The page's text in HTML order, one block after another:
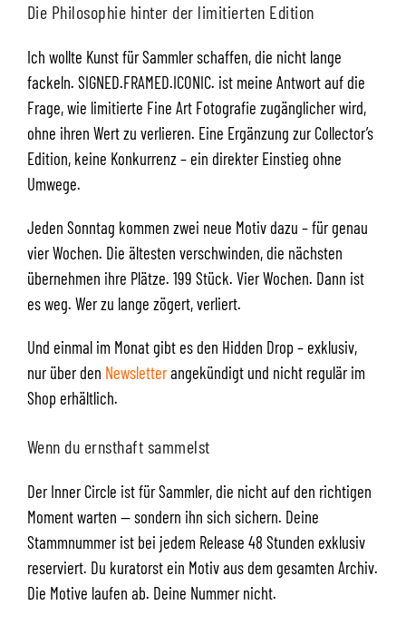
Die Philosophie hinter der limitierten Edition
Ich wollte Kunst für Sammler schaffen, die nicht lange
fackeln. SIGNED.FRAMED.ICONIC. ist meine Antwort auf die
Frage, wie limitierte Fine Art Fotografie zugänglicher wird,
ohne ihren Wert zu verlieren. Eine Ergänzung zur Collector’s
Edition, keine Konkurrenz – ein direkter Einstieg ohne
Umwege.
Jeden Sonntag kommen zwei neue Motiv dazu – für genau
vier Wochen. Die ältesten verschwinden, die nächsten
übernehmen ihre Plätze. 199 Stück. Vier Wochen. Dann ist
es weg. Wer zu lange zögert, verliert.
Und einmal im Monat gibt es den Hidden Drop – exklusiv,
nur über den Newsletterangekündigt und nicht regulär im
Shop erhältlich.
Wenn du ernsthaft sammelst
Der Inner Circle ist für Sammler, die nicht auf den richtigen
Moment warten — sondern ihn sich sichern. Deine
Stammnummer ist bei jedem Release 48 Stunden exklusiv
reserviert. Du kuratorst ein Motiv aus dem gesamten Archiv.
Die Motive laufen ab. Deine Nummer nicht.